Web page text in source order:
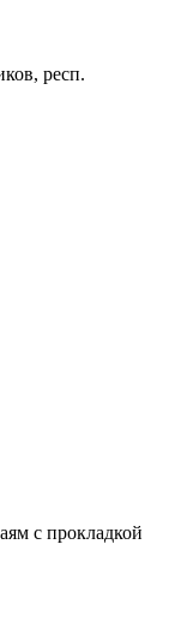
респ.
с прокладкой